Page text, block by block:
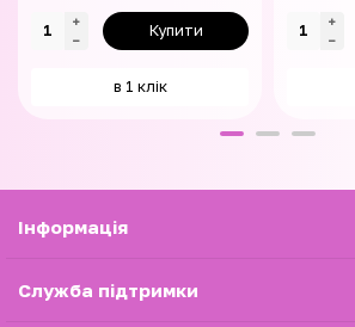
Купити
в 1 клік
Iнформація
Служба підтримки